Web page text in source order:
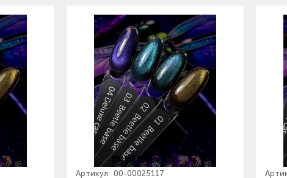
Артикул: 00-00025117